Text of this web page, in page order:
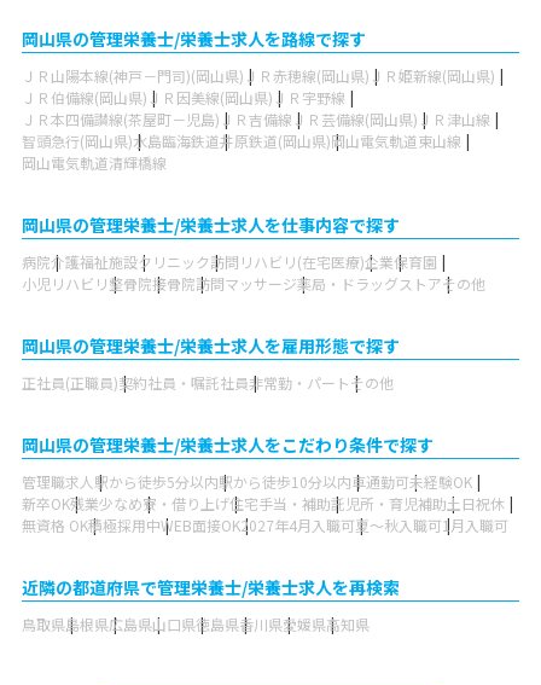
岡山県の管理栄養士/栄養士求人を路線で探す
ＪＲ山陽本線(神戸－門司)(岡山県) ＪＲ赤穂線(岡山県) ＪＲ姫新線(岡山県)
ＪＲ伯備線(岡山県) ＪＲ因美線(岡山県) ＪＲ宇野線
ＪＲ本四備讃線(茶屋町－児島) ＪＲ吉備線 ＪＲ芸備線(岡山県) ＪＲ津山線
智頭急行(岡山県)水島臨海鉄道井原鉄道(岡山県)岡山電気軌道東山線
岡山電気軌道清輝橋線
岡山県の管理栄養士/栄養士求人を仕事内容で探す
病院介護福祉施設クリニック訪問リハビリ(在宅医療)企業保育園
小児リハビリ整骨院接骨院訪問マッサージ薬局・ドラッグストアその他
岡山県の管理栄養士/栄養士求人を雇用形態で探す
正社員(正職員)契約社員・嘱託社員非常勤・パートその他
岡山県の管理栄養士/栄養士求人をこだわり条件で探す
管理職求人 駅から徒歩5分以内駅から徒歩10分以内車通勤可未経験OK
新卒OK残業少なめ寮・借り上げ住宅手当・補助託児所・育児補助土日祝休
無資格 OK積極採用中WEB面接OK2027年4月入職可夏～秋入職可1月入職可
近隣の都道府県で管理栄養士/栄養士求人を再検索
鳥取県島根県広島県山口県徳島県香川県愛媛県高知県